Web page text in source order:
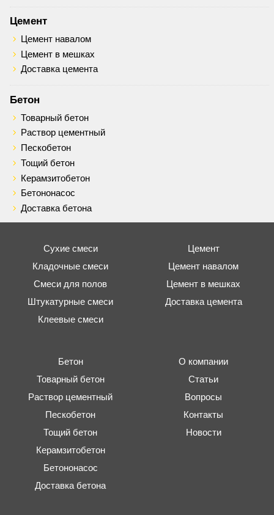
Цемент
Цемент навалом
Цемент в мешках
Доставка цемента
Бетон
Товарный бетон
Раствор цементный
Пескобетон
Тощий бетон
Керамзитобетон
Бетононасос
Доставка бетона
Сухие смеси
Кладочные смеси
Смеси для полов
Штукатурные смеси
Клеевые смеси
Цемент
Цемент навалом
Цемент в мешках
Доставка цемента
Бетон
Товарный бетон
Раствор цементный
Пескобетон
Тощий бетон
Керамзитобетон
Бетононасос
Доставка бетона
О компании
Статьи
Вопросы
Контакты
Новости